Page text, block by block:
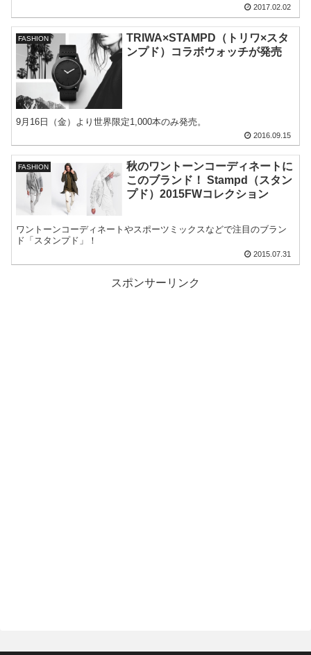
2017.02.02
FASHION
TRIWA×STAMPD（トリワ×スタ
ンプド）コラボウォッチが発売
9月16日（金）より世界限定1,000本のみ発売。
2016.09.15
FASHION
秋のワントーンコーディネートに
このブランド！ Stampd（スタン
プド）2015FWコレクション
ワントーンコーディネートやスポーツミックスなどで注目のブラン
ド「スタンプド」！
2015.07.31
スポンサーリンク